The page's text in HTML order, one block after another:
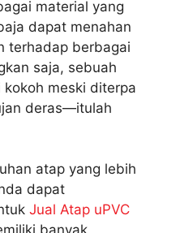
material yang
dapat menahan
terhadap berbagai
saja, sebuah
meski diterpa
deras—itulah
atap yang lebih
dapat
Jual Atap uPVC